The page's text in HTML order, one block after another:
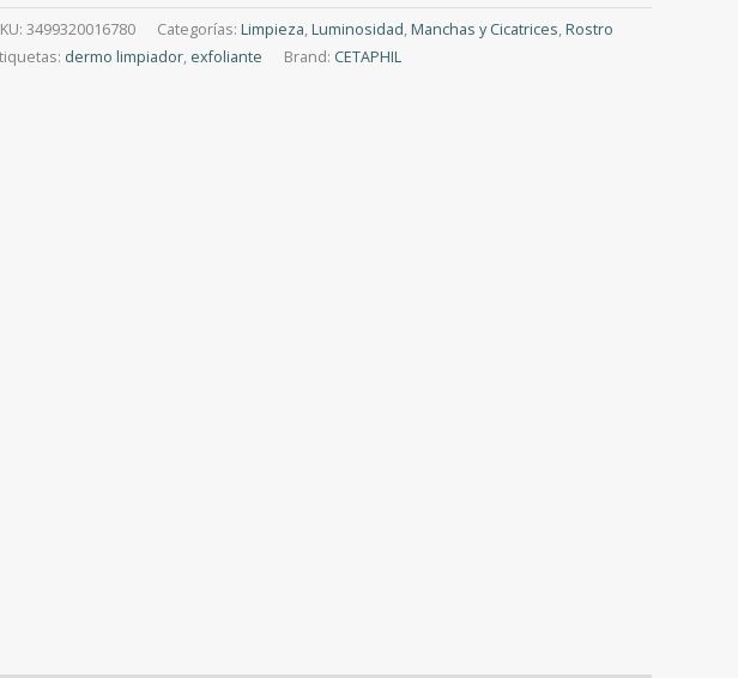
3499320016780 Categorías: Limpieza,Luminosidad,Manchas y Cicatrices,Rostro
dermo limpiador, exfoliante Brand: CETAPHIL